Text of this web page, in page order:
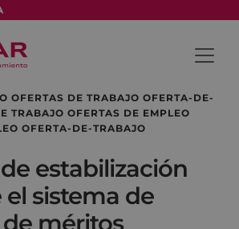
OFERTAS DE TRABAJO OFERTA-DE-
TRABAJO OFERTAS DE EMPLEO
OFERTA-DE-TRABAJO
estabilización
sistema de
méritos